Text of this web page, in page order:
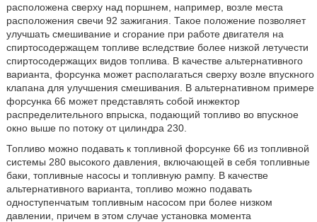
расположена сверху над поршнем, например, возле места
расположения свечи 92 зажигания. Такое положение позволяет
улучшать смешивание и сгорание при работе двигателя на
спиртосодержащем топливе вследствие более низкой летучести
спиртосодержащих видов топлива. В качестве альтернативного
варианта, форсунка может располагаться сверху возле впускного
клапана для улучшения смешивания. В альтернативном примере
форсунка 66 может представлять собой инжектор
распределительного впрыска, подающий топливо во впускное
окно выше по потоку от цилиндра 230.
Топливо можно подавать к топливной форсунке 66 из топливной
системы 280 высокого давления, включающей в себя топливные
баки, топливные насосы и топливную рампу. В качестве
альтернативного варианта, топливо можно подавать
одноступенчатым топливным насосом при более низком
давлении, причем в этом случае установка момента